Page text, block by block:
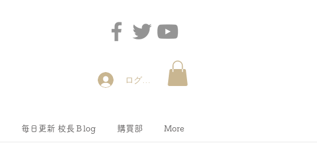
ログイン
毎日更新 校長Ｂlog 購買部 More